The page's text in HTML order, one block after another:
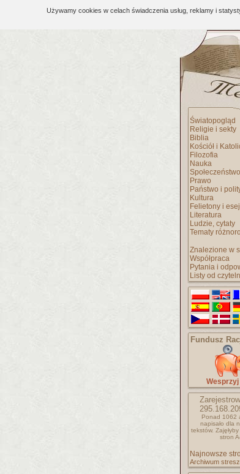
Używamy cookies w celach świadczenia usług, reklamy i
Światopogląd
Religie i sekty
Biblia
Kościół i
Filozofia
Nauka
Społeczeństwo
Prawo
Państwo i
Kultura
Felietony i
Literatura
Ludzie, cytaty
Tematy
Znalezione w
Współpraca
Pytania i
Listy od
Fundusz
Wesprzyj
Ponad 1062
napisało dla
tekstów.
stron
Najnowsze
Archiwum